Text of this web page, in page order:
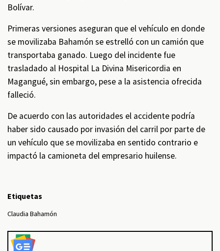
Bolívar.
Primeras versiones aseguran que el vehículo en donde
se movilizaba Bahamón se estrelló con un camión que
transportaba ganado. Luego del incidente fue
trasladado al Hospital La Divina Misericordia en
Magangué, sin embargo, pese a la asistencia ofrecida
falleció.
De acuerdo con las autoridades el accidente podría
haber sido causado por invasión del carril por parte de
un vehículo que se movilizaba en sentido contrario e
impactó la camioneta del empresario huilense.
Etiquetas
Claudia Bahamón